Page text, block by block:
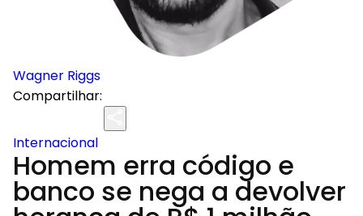
Wagner Riggs
Compartilhar:
Internacional
Homem erra código e
banco se nega a devolver